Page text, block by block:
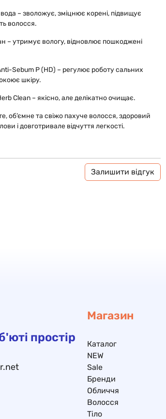
– зволожує, зміцнює корені, підвищує
волосся.
– утримує вологу, відновлює пошкоджені
Sebum P (HD) – регулює роботу сальних
шкіру.
Clean – якісно, але делікатно очищає.
об’ємне та свіжо пахуче волосся, здоровий
і довготривале відчуття легкості.
Залишити відгук
простір
Магазин
Каталог
NEW
Sale
Бренди
Обличчя
Волосся
Тіло